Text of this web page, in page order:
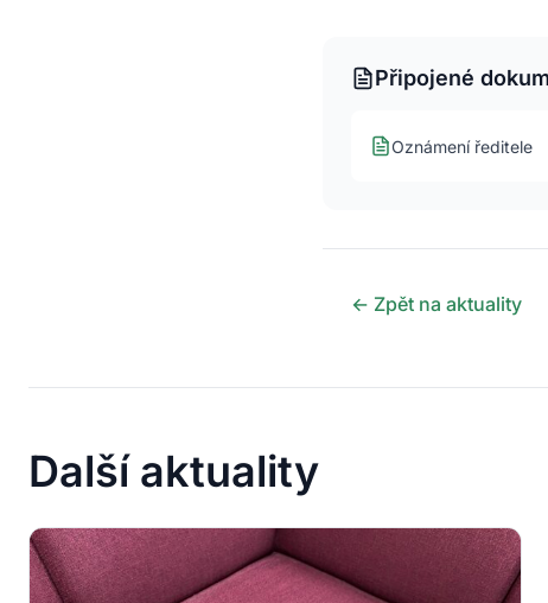
Připojené
Oznámení ředitele
← Zpět na aktuality
Další aktuality